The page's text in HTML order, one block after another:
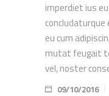
imperdiet ius
eu cum
mutat feugait
vel, noster
09/10/2016